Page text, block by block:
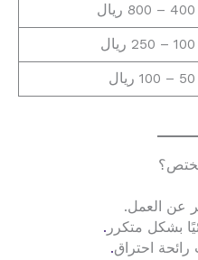
400 – 800 ريال
100 – 250 ريال
50 – 100 ريال
عن العمل.
بشكل متكرر .
احتراق.